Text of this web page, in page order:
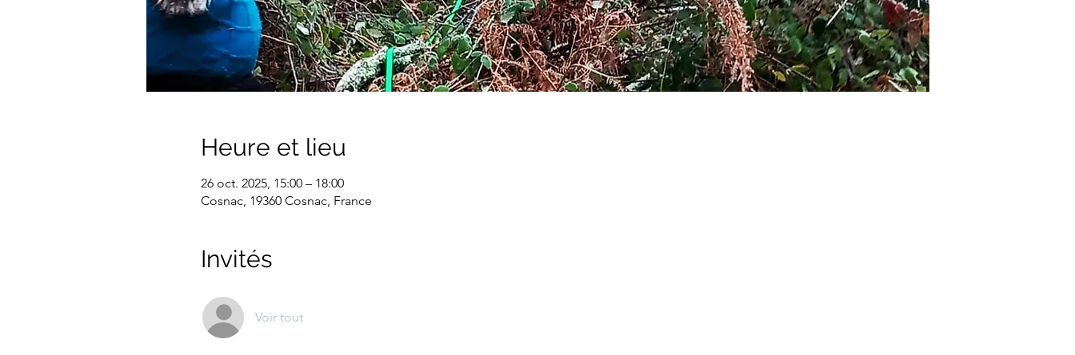
Heure et lieu
26 oct. 2025, 15:00 – 18:00
Cosnac, 19360 Cosnac, France
Invités
Voir tout